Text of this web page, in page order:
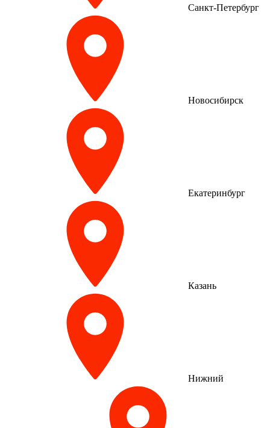
Санкт-Петербург
Новосибирск
Екатеринбург
Казань
Нижний